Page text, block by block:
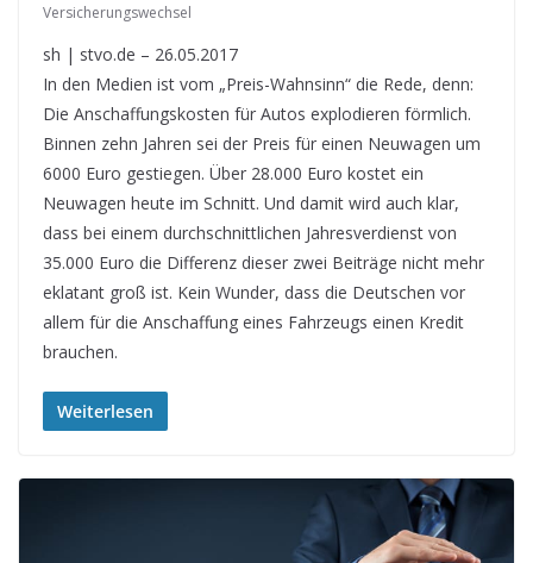
Versicherungswechsel
sh | stvo.de – 26.05.2017
In den Medien ist vom „Preis-Wahnsinn“ die Rede, denn:
Die Anschaffungskosten für Autos explodieren förmlich.
Binnen zehn Jahren sei der Preis für einen Neuwagen um
6000 Euro gestiegen. Über 28.000 Euro kostet ein
Neuwagen heute im Schnitt. Und damit wird auch klar,
dass bei einem durchschnittlichen Jahresverdienst von
35.000 Euro die Differenz dieser zwei Beiträge nicht mehr
eklatant groß ist. Kein Wunder, dass die Deutschen vor
allem für die Anschaffung eines Fahrzeugs einen Kredit
brauchen.
Weiterlesen